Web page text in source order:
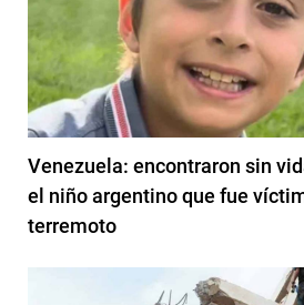
Venezuela: encontraron sin
el niño argentino que fue
terremoto